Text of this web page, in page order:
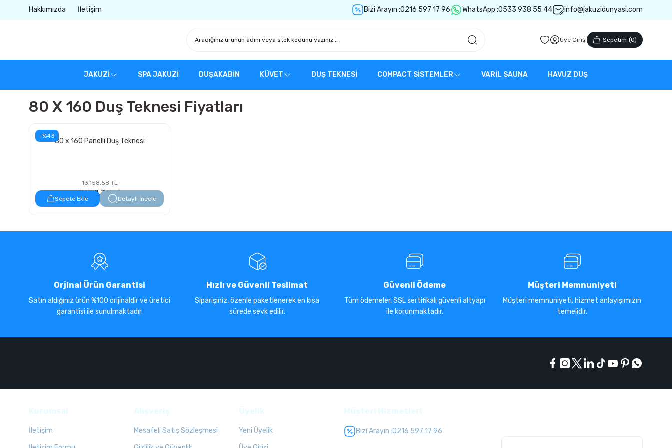
Hakkımızda İletişim Bizi Arayın :0216 597 17 96 WhatsApp :0533 938 55 44 info@jakuzidunyasi.com
Üye Girişi Sepetim (0)
JAKUZİ SPA JAKUZİ DUŞAKABİN KÜVET DUŞ TEKNESİ COMPACT SİSTEMLER VARİL SAUNA HAVUZ DUŞ
80 X 160 Duş Teknesi Fiyatları
-%43
80 x 160 Panelli Duş Teknesi
13.158,58 TL
7.500,39 TL
Sepete Ekle Detaylı İncele
Orjinal Ürün Garantisi
Satın aldığınız ürün %100 orijinaldir ve üretici
garantisi ile sunulmaktadır.
Hızlı ve Güvenli Teslimat
Siparişiniz, özenle paketlenerek en kısa
sürede sevk edilir.
Güvenli Ödeme
Tüm ödemeler, SSL sertifikalı güvenli altyapı
ile korunmaktadır.
Müşteri Memnuniyeti
Müşteri memnuniyeti, hizmet anlayışımızın
temelidir.
İletişim
Mesafeli Satış Sözleşmesi
Yeni Üyelik
Bizi Arayın :0216 597 17 96